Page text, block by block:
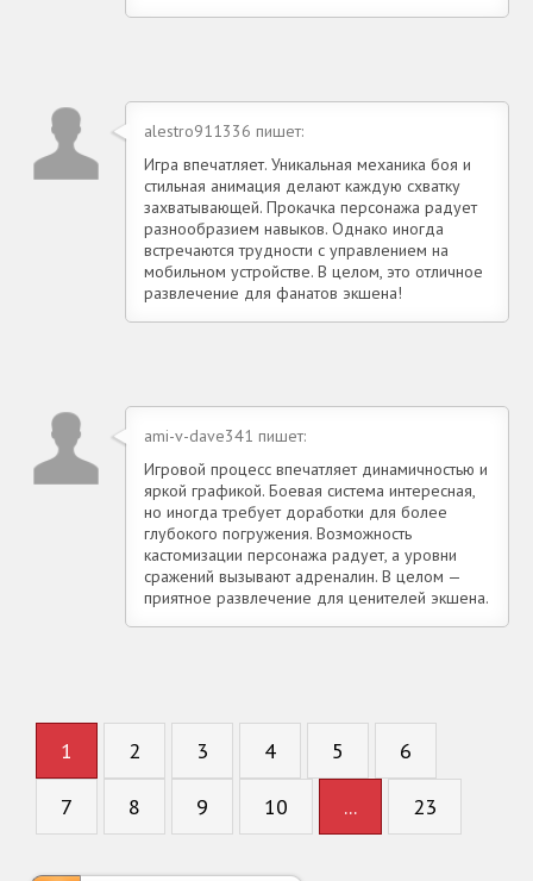
alestro911336 пишет:
Игра впечатляет. Уникальная механика боя и
стильная анимация делают каждую схватку
захватывающей. Прокачка персонажа радует
разнообразием навыков. Однако иногда
встречаются трудности с управлением на
мобильном устройстве. В целом, это отличное
развлечение для фанатов экшена!
ami-v-dave341 пишет:
Игровой процесс впечатляет динамичностью и
яркой графикой. Боевая система интересная,
но иногда требует доработки для более
глубокого погружения. Возможность
кастомизации персонажа радует, а уровни
сражений вызывают адреналин. В целом —
приятное развлечение для ценителей экшена.
1 2 3 4 5 6
7 8 9 10 ... 23